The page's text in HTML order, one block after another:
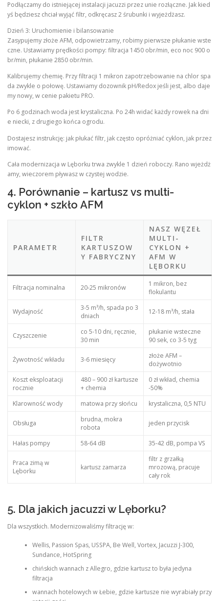
Podłączamy do istniejącej instalacji jacuzzi przez unie rozłączne. Jak kied
yś będziesz chciał wyjąć filtr, odkręcasz 2 śrubunki i wyjeżdżasz.
Dzień 3: Uruchomienie i bilansowanie
Zasypujemy złoże AFM, odpowietrzamy, robimy pierwsze płukanie wste
czne. Ustawiamy prędkości pompy: filtracja 1450 obr/min, eco noc 900 o
br/min, płukanie 2850 obr/min.
Kalibrujemy chemię. Przy filtracji 1 mikron zapotrzebowanie na chlor spa
da zwykle o połowę. Ustawiamy dozownik pH/Redox jeśli jest, albo daje
my nowy, w cenie pakietu PRO.
Po 6 godzinach woda jest krystaliczna. Po 24h widać każdy rowek na dni
e niecki, z drugiego końca ogrodu.
Dostajesz instrukcję: jak płukać filtr, jak często opróżniać cyklon, jak przez
imować.
Cała modernizacja w Lęborku trwa zwykle 1 dzień roboczy. Rano wjeżdż
amy, wieczorem pływasz w czystej wodzie.
4. Porównanie – kartusz vs multi-
cyklon + szkło AFM
PARAMETR
FILTR
KARTUSZOW
Y FABRYCZNY
NASZ WĘZEŁ
MULTI-
CYKLON +
AFM W
LĘBORKU
Filtracja nominalna 20-25 mikronów
1 mikron, bez
flokulantu
Wydajność
3-5 m³/h, spada po 3
dniach
12-18 m³/h, stała
Czyszczenie
co 5-10 dni, ręcznie,
30 min
płukanie wsteczne
90 sek, co 3-5 tyg
Żywotność wkładu 3-6 miesięcy
złoże AFM –
dożywotnio
Koszt eksploatacji
rocznie
480 – 900 zł kartusze
+ chemia
0 zł wkład, chemia
-50%
Klarowność wody
matowa przy słońcu krystaliczna, 0,5 NTU
Obsługa
brudna, mokra
robota
jeden przycisk
Hałas pompy 58-64 dB 35-42 dB, pompa VS
Praca zimą w
Lęborku
kartusz zamarza
filtr z grzałką
mrozową, pracuje
cały rok
5. Dla jakich jacuzzi w Lęborku?
Dla wszystkich. Modernizowaliśmy filtrację w:
Wellis, Passion Spas, USSPA, Be Well, Vortex, Jacuzzi J-300,
Sundance, HotSpring
chińskich wannach z Allegro, gdzie kartusz to była jedyna
filtracja
wannach hotelowych w Łebie, gdzie kartusze nie wyrabiały przy